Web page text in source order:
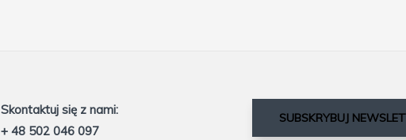
Skontaktuj się z nami:
+ 48 502 046 097
SUBSKRYBUJ